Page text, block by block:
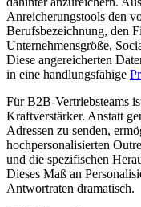
Anreicherungstools den
Berufsbezeichnung, den
Unternehmensgröße,
Diese angereicherten
in eine handlungsfähige
Für B2B-Vertriebsteams
Kraftverstärker. Anstatt
Adressen zu senden,
hochpersonalisierten
und die spezifischen
Dieses Maß an
Antwortraten dramatisch.